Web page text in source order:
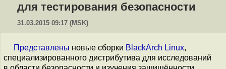
для тестирования безопасности
31.03.2015 09:17 (MSK)
Представлены новые сборки BlackArch Linux,
специализированного дистрибутива для исследований